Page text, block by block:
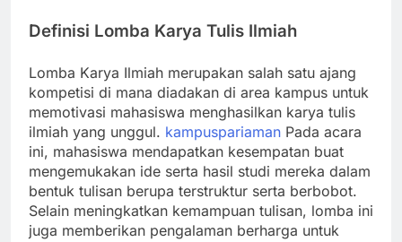
Definisi Lomba Karya Tulis Ilmiah
Lomba Karya Ilmiah merupakan salah satu ajang
kompetisi di mana diadakan di area kampus untuk
memotivasi mahasiswa menghasilkan karya tulis
ilmiah yang unggul. kampuspariaman Pada acara
ini, mahasiswa mendapatkan kesempatan buat
mengemukakan ide serta hasil studi mereka dalam
bentuk tulisan berupa terstruktur serta berbobot.
Selain meningkatkan kemampuan tulisan, lomba ini
juga memberikan pengalaman berharga untuk